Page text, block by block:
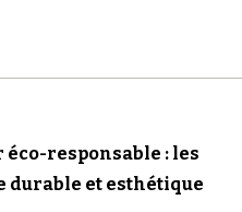
responsable : les
durable et esthétique